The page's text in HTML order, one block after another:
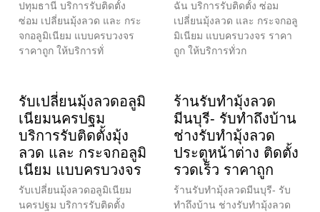
ปทุมธานี บริการรับติดตั้ง
ซ่อม เปลี่ยนมุ้งลวด และ กระ
จกอลูมิเนียม แบบครบวงจร
ราคาถูก ให้บริการทั่
ฉัน บริการรับติดตั้ง ซ่อม
เปลี่ยนมุ้งลวด และ กระจกอลู
มิเนียม แบบครบวงจร ราคา
ถูก ให้บริการทั่วก
รับเปลี่ยนมุ้งลวดอลูมิ
เนียมนครปฐม
บริการรับติดตั้งมุ้ง
ลวด และ กระจกอลูมิ
เนียม แบบครบวงจร
รับเปลี่ยนมุ้งลวดอลูมิเนียม
นครปฐม บริการรับติดตั้ง
ร้านรับทำมุ้งลวด
มีนบุรี- รับทำถึงบ้าน
ช่างรับทำมุ้งลวด
ประตูหน้าต่าง ติดตั้ง
รวดเร็ว ราคาถูก
ร้านรับทำมุ้งลวดมีนบุรี- รับ
ทำถึงบ้าน ช่างรับทำมุ้งลวด